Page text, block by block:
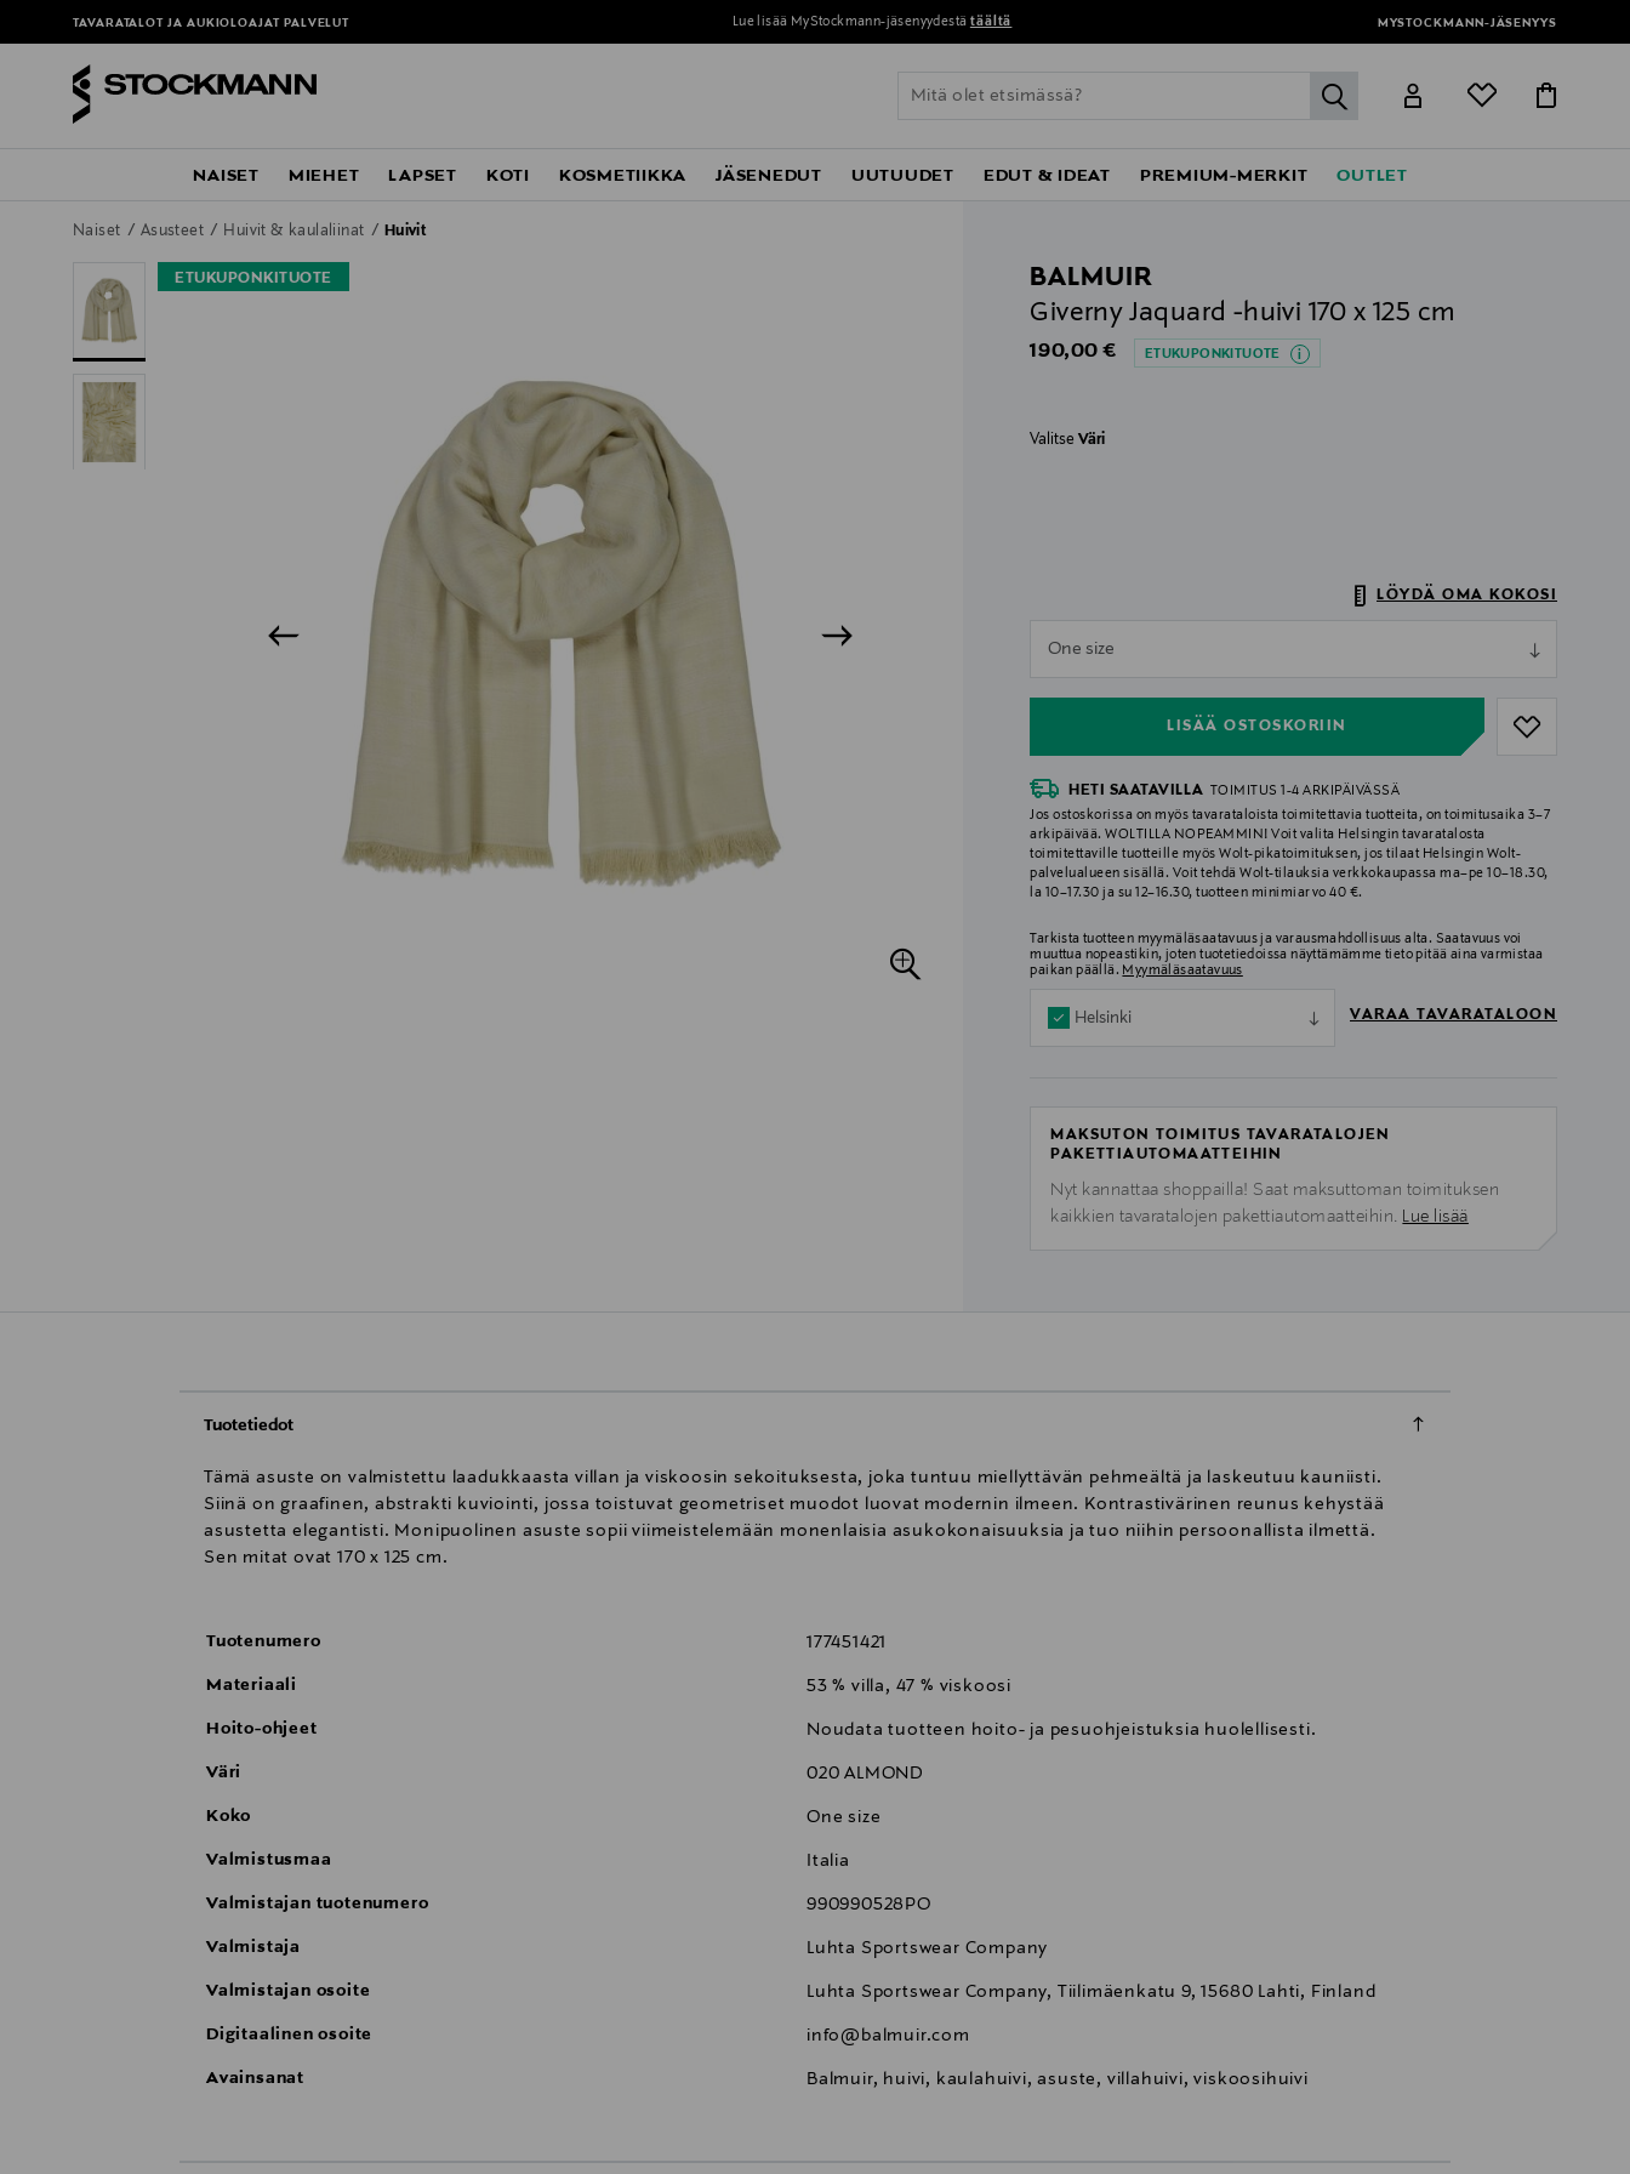
TAVARATALOT JA AUKIOLOAJAT PALVELUT Lue lisää MyStockmann-jäsenyydestä täältä MYSTOCKMANN-JÄSENYYS
label.header.go
NAISET MIEHET LAPSET KOTI KOSMETIIKKA JÄSENEDUT UUTUUDET EDUT & IDEAT PREMIUM-MERKIT OUTLET
Naiset Asusteet Huivit & kaulaliinat Huivit
ETUKUPONKITUOTE
BALMUIR
Giverny Jaquard -huivi 170 x 125 cm
Original Price
190,00 € ETUKUPONKITUOTE
ValitseVäri
LÖYDÄ OMA KOKOSI
One size
LISÄÄ OSTOSKORIIN
null
HETI SAATAVILLA
TOIMITUS 1-4 ARKIPÄIVÄSSÄ
Jos ostoskorissa on myös tavarataloista toimitettavia tuotteita, on toimitusaika 3–7
arkipäivää. WOLTILLA NOPEAMMIN! Voit valita Helsingin tavaratalosta
toimitettaville tuotteille myös Wolt-pikatoimituksen, jos tilaat Helsingin Wolt-
palvelualueen sisällä. Voit tehdä Wolt-tilauksia verkkokaupassa ma–pe 10–18.30,
la 10–17.30 ja su 12–16.30, tuotteen minimiarvo 40 €.
Tarkista tuotteen myymäläsaatavuus ja varausmahdollisuus alta. Saatavuus voi
muuttua nopeastikin, joten tuotetiedoissa näyttämämme tieto pitää aina varmistaa
paikan päällä. Myymäläsaatavuus
Helsinki VARAA TAVARATALOON
MAKSUTON TOIMITUS TAVARATALOJEN
PAKETTIAUTOMAATTEIHIN
Nyt kannattaa shoppailla! Saat maksuttoman toimituksen
kaikkien tavaratalojen pakettiautomaatteihin. Lue lisää
Tuotetiedot
Tämä asuste on valmistettu laadukkaasta villan ja viskoosin sekoituksesta, joka tuntuu miellyttävän pehmeältä ja laskeutuu kauniisti.
Siinä on graafinen, abstrakti kuviointi, jossa toistuvat geometriset muodot luovat modernin ilmeen. Kontrastivärinen reunus kehystää
asustetta elegantisti. Monipuolinen asuste sopii viimeistelemään monenlaisia asukokonaisuuksia ja tuo niihin persoonallista ilmettä.
Sen mitat ovat 170 x 125 cm.
Tuotenumero 177451421
Materiaali 53 % villa, 47 % viskoosi
Hoito-ohjeet Noudata tuotteen hoito- ja pesuohjeistuksia huolellisesti.
Väri 020 ALMOND
Koko One size
Valmistusmaa Italia
Valmistajan tuotenumero 990990528PO
Valmistaja Luhta Sportswear Company
Valmistajan osoite Luhta Sportswear Company, Tiilimäenkatu 9, 15680 Lahti, Finland
Digitaalinen osoite info@balmuir.com
Avainsanat Balmuir, huivi, kaulahuivi, asuste, villahuivi, viskoosihuivi